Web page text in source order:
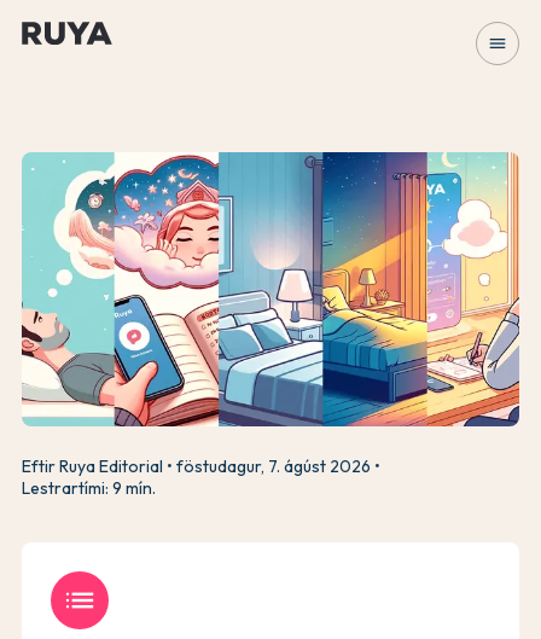
menu
Eftir Ruya Editorial
föstudagur, 7. ágúst 2026
Lestrartími: 9 mín.
list